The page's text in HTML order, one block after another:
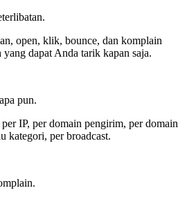
open, klik, bounce, dan komplain
yang dapat Anda tarik kapan saja.
pun.
IP, per domain pengirim, per domain
kategori, per broadcast.